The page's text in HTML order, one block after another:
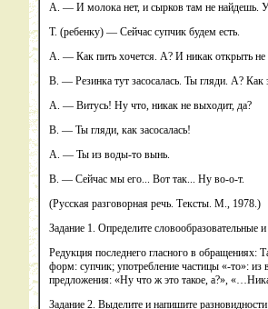
А. — И молока нет, и сырков там не найдешь.
Т. (ребенку) — Сейчас супчик будем есть.
А. — Как пить хочется. А? И никак открыть не
В. — Резинка тут засосалась. Ты гляди. А? Как
А. — Витусь! Ну что, никак не выходит, да?
В. — Ты гляди, как засосалась!
А. — Ты из воды-то вынь.
В. — Сейчас мы его... Вот так... Ну во-о-т.
(Русская разговорная речь. Тексты. М., 1978.)
Задание 1. Определите словообразовательные
Редукция последнего гласного в обращениях:
форм: супчик; употребление частицы «-то»: из
предложения: «Ну что ж это такое, а?»,
Задание 2. Выделите и напишите